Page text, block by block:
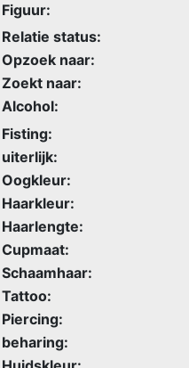
Figuur:
Relatie status:
Opzoek naar:
Zoekt naar:
Alcohol:
Fisting:
uiterlijk:
Oogkleur:
Haarkleur:
Haarlengte:
Cupmaat:
Schaamhaar:
Tattoo:
Piercing:
beharing: